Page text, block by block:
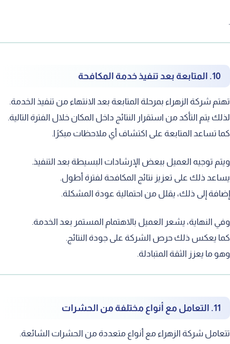
10. المتابعة بعد تنفيذ خدمة المكافحة
شركة الزهراء بمرحلة المتابعة بعد الانتهاء من تنفيذ الخدمة.
يتم التأكد من استقرار النتائج داخل المكان خلال الفترة التالية.
تساعد المتابعة على اكتشاف أي ملاحظات مبكرًا.
توجيه العميل ببعض الإرشادات البسيطة بعد التنفيذ.
ذلك على تعزيز نتائج المكافحة لفترة أطول.
إلى ذلك، يقلل من احتمالية عودة المشكلة.
النهاية، يشعر العميل بالاهتمام المستمر بعد الخدمة.
يعكس ذلك حرص الشركة على جودة النتائج.
ما يعزز الثقة المتبادلة.
11. التعامل مع أنواع مختلفة من الحشرات
شركة الزهراء مع أنواع متعددة من الحشرات الشائعة.